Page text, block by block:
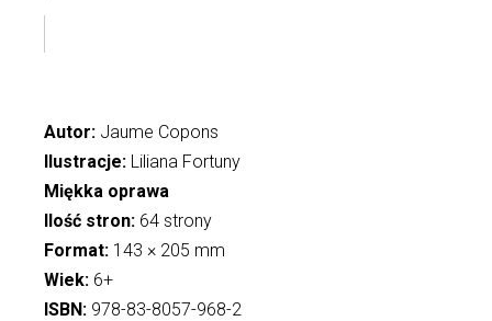
Autor: Jaume Copons
Ilustracje: Liliana Fortuny
Miękka oprawa
Ilość stron: 64 strony
Format: 143 × 205 mm
Wiek: 6+
ISBN: 978-83-8057-968-2